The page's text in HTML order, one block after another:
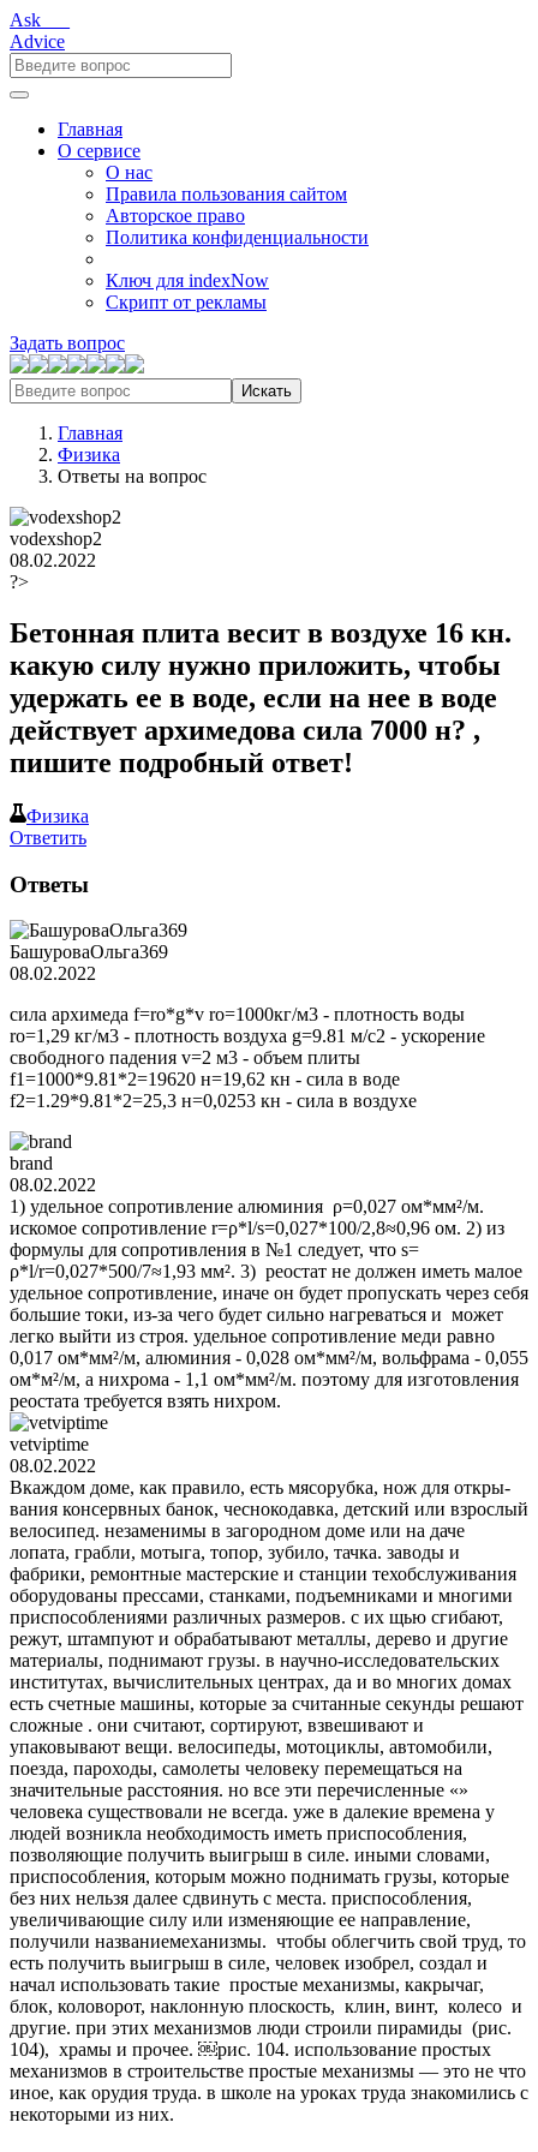
Ask___
Advice
Главная
О сервисе
О нас
Правила пользования сайтом
Авторское право
Политика конфиденциальности
Ключ для indexNow
Скрипт от рекламы
Задать вопрос
Искать
Главная
Физика
Ответы на вопрос
vodexshop2
08.02.2022
?>
Бетонная плита весит в воздухе 16 кн.
какую силу нужно приложить, чтобы
удержать ее в воде, если на нее в воде
действует архимедова сила 7000 н? ,
пишите подробный ответ!
Физика
Ответить
Ответы
БашуроваОльга369
08.02.2022
сила архимеда f=ro*g*v ro=1000кг/м3 - плотность воды
ro=1,29 кг/м3 - плотность воздуха g=9.81 м/с2 - ускорение
свободного падения v=2 м3 - объем плиты
f1=1000*9.81*2=19620 н=19,62 кн - сила в воде
f2=1.29*9.81*2=25,3 н=0,0253 кн - сила в воздухе
brand
08.02.2022
1) удельное сопротивление алюминия ρ=0,027 ом*мм²/м.
искомое сопротивление r=ρ*l/s=0,027*100/2,8≈0,96 ом. 2) из
формулы для сопротивления в №1 следует, что s=
ρ*l/r=0,027*500/7≈1,93 мм². 3) реостат не должен иметь малое
удельное сопротивление, иначе он будет пропускать через себя
большие токи, из-за чего будет сильно нагреваться и может
легко выйти из строя. удельное сопротивление меди равно
0,017 ом*мм²/м, алюминия - 0,028 ом*мм²/м, вольфрама - 0,055
ом*м²/м, а нихрома - 1,1 ом*мм²/м. поэтому для изготовления
реостата требуется взять нихром.
vetviptime
08.02.2022
Вкаждом доме, как правило, есть мясорубка, нож для откры­
вания консервных банок, чеснокодавка, детский или взрослый
велосипед. незаменимы в загородном доме или на даче
лопата, грабли, мотыга, топор, зубило, тачка. заводы и
фабрики, ремонтные мастерские и станции техобслуживания
оборудованы прессами, станками, подъемниками и многими
приспособлениями различных размеров. с их ­щью сгибают,
режут, штампуют и обрабатывают металлы, де­рево и другие
материалы, поднимают грузы. в научно-исследо­вательских
институтах, вычислительных центрах, да и во многих домах
есть счетные машины, которые за считанные се­кунды решают
сложные . они считают, сортируют, взвешивают и
упаковывают вещи. велосипеды, мо­тоциклы, автомобили,
поезда, пароходы, самолеты человеку перемещаться на
значительные расстояния. но все эти перечисленные «»
человека существовали не всегда. уже в далекие времена у
людей возникла необходимость иметь приспособления,
позволяющие получить выигрыш в силе. ины­ми словами,
приспособления, которым можно подни­мать грузы, которые
без них нельзя далее сдвинуть с места. приспособления,
увеличивающие силу или изменяющие ее направление,
получили названиемеханизмы. чтобы облегчить свой труд, то
есть получить выигрыш в силе, человек изобрел, создал и
начал использовать такие простые механизмы, какрычаг,
блок, коловорот, наклонную плоскость, клин, винт, колесо и
другие. при этих механизмов люди строили пирамиды (рис.
104), храмы и прочее. ￼рис. 104. использование простых
механизмов в строительстве простые механизмы — это не что
иное, как орудия труда. в школе на уроках труда знакомились с
некоторыми из них.